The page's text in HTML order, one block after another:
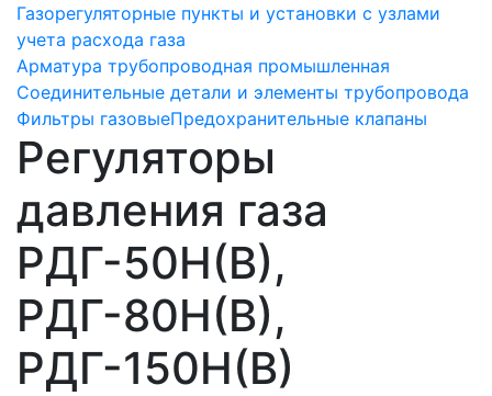
Газорегуляторные пункты и установки с узлами
учета расхода газа
Арматура трубопроводная промышленная
Соединительные детали и элементы трубопровода
Фильтры газовыеПредохранительные клапаны
Регуляторы
давления газа
РДГ-50Н(В),
РДГ-80Н(В),
РДГ-150Н(В)